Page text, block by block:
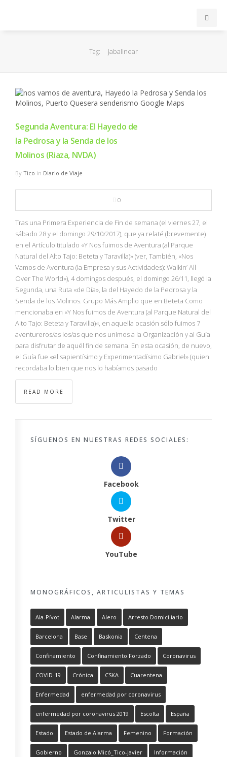
EuroLeague
FEB
FIBA
OTROS
NBA
MULTIMEDIA
RIO 2016
Tag: jabalinear
Segunda Aventura: El Hayedo de
la Pedrosa y la Senda de los
Molinos (Riaza, NVDA)
By Tico in Diario de Viaje
0
Tras una Primera Experiencia de Fin de semana (el viernes 27, el
sábado 28 y el domingo 29/10/2017), que ya relaté (brevemente)
en el Artículo titulado «Y Nos fuimos de Aventura (al Parque
Natural del Alto Tajo: Beteta y Taravilla)» (ver, También, «Nos
Vamos de Aventura (la Empresa y sus Actividades): Walkin’ All
Over The World«), 4 domingos después, el domingo 26/11, llegó la
Segunda, una Ruta «de Día», la del Hayedo de la Pedrosa y la
Senda de los Molinos. Grupo Más Amplio que en Beteta Como
mencionaba en «Y Nos fuimos de Aventura (al Parque Natural del
Alto Tajo: Beteta y Taravilla)«, en aquella ocasión sólo fuimos 7
aventureros/as los/as que nos unimos a la Organización y al Guía
para disfrutar de aquél fin de semana. En esta ocasión, de nuevo,
el Guía fue «el sapientísimo y Experimentadísimo Gabriel» (quien
recordaba lo bien que nos lo habíamos pasado
READ MORE
SÍGUENOS EN NUESTRAS REDES SOCIALES:
Facebook
Twitter
YouTube
MONOGRÁFICOS, ARTICULISTAS Y TEMAS
Ala-Pívot Alarma Alero Arresto Domiciliario
Barcelona Base Baskonia Centena
Confinamiento Confinamiento Forzado Coronavirus
COVID-19 Crónica CSKA Cuarentena
Enfermedad enfermedad por coronavirus
enfermedad por coronavirus 2019 Escolta España
Estado Estado de Alarma Femenino Formación
Gobierno Gonzalo Micó_Tico-Javier Información